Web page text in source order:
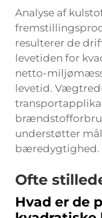
Analyse af
resulterer de
levetiden for
netto-
levetid.
understøtter
bæredygtighed.
Ofte
Hvad er de